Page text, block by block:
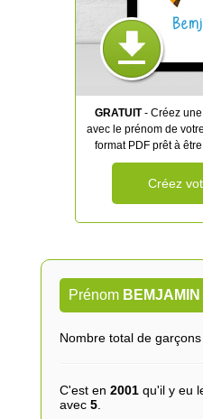
GRATUIT- Créez
avec le prénom de
format PDF prêt à
Créez
Prénom BEMJAMIN
Nombre total de
C'est en 2001qu'il y eu
avec 5.